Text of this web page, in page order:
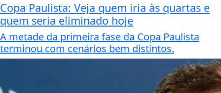
Copa Paulista: Veja quem iria às quartas e
quem seria eliminado hoje
A metade da primeira fase da Copa Paulista
terminou com cenários bem distintos.